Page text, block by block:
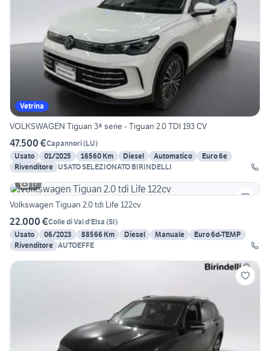
Vetrina
VOLKSWAGEN Tiguan 3ª serie - Tiguan 2.0 TDI 193 CV
47.500 €Capannori(LU)
Usato
01/2025 16560 Km Diesel Automatico
Euro 6e
Rivenditore USATO SELEZIONATO BIRINDELLI
17
Volkswagen Tiguan 2.0 tdi Life 122cv
22.000 €Colle di Val d'Elsa (SI)
Usato
06/2023 88566 Km Diesel Manuale
Euro 6d-TEMP
Rivenditore AUTOEFFE